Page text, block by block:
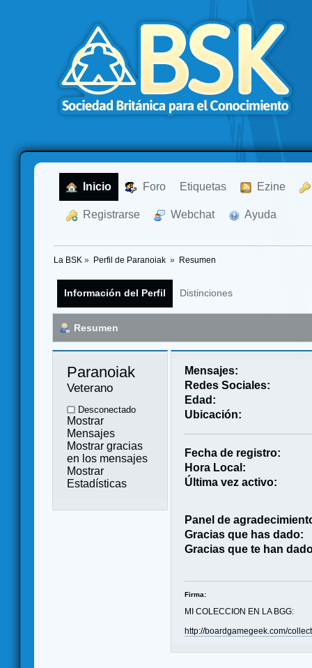
Inicio Foro Etiquetas Ezine
Registrarse Webchat Ayuda
La BSK » Perfil de Paranoiak » Resumen
Información del Perfil Distinciones
Resumen
Paranoiak
Veterano
Desconectado
Mostrar
Mensajes
Mostrar gracias
en los mensajes
Mostrar
Estadísticas
Mensajes:
Redes Sociales:
Edad:
Ubicación:
Fecha de registro:
Hora Local:
Última vez activo:
Panel de
Gracias que has dado:
Gracias que te han
Firma:
MI COLECCION EN LA BGG:
http://boardgamegeek.com/